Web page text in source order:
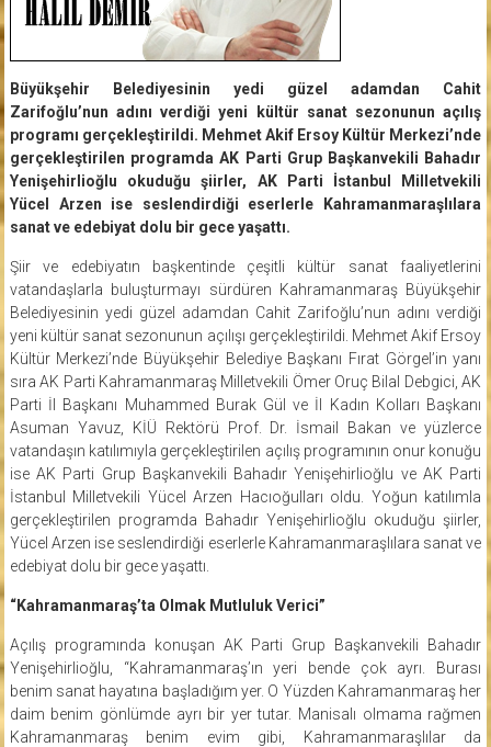
Büyükşehir Belediyesinin yedi güzel adamdan Cahit
Zarifoğlu’nun adını verdiği yeni kültür sanat sezonunun açılış
programı gerçekleştirildi. Mehmet Akif Ersoy Kültür Merkezi’nde
gerçekleştirilen programda AK Parti Grup Başkanvekili Bahadır
Yenişehirlioğlu
okuduğu şiirler, AK Parti İstanbul Milletvekili
Yücel Arzen ise seslendirdiği eserlerle Kahramanmaraşlılara
sanat ve edebiyat dolu bir gece yaşattı.
Şiir ve edebiyatın başkentinde çeşitli kültür sanat faaliyetlerini
vatandaşlarla buluşturmayı sürdüren Kahramanmaraş Büyükşehir
Belediyesinin yedi güzel adamdan Cahit Zarifoğlu’nun adını verdiği
yeni kültür sanat sezonunun açılışı gerçekleştirildi. Mehmet Akif Ersoy
Kültür Merkezi’nde Büyükşehir Belediye Başkanı Fırat Görgel’in yanı
sıra AK Parti Kahramanmaraş Milletvekili Ömer Oruç Bilal Debgici, AK
Parti İl Başkanı Muhammed Burak Gül ve İl Kadın Kolları Başkanı
Asuman Yavuz, KİÜ Rektörü Prof. Dr. İsmail Bakan ve yüzlerce
vatandaşın katılımıyla gerçekleştirilen açılış programının onur konuğu
ise AK Parti Grup Başkanvekili Bahadır Yenişehirlioğlu ve AK Parti
İstanbul Milletvekili Yücel Arzen Hacıoğulları oldu. Yoğun katılımla
gerçekleştirilen programda Bahadır Yenişehirlioğlu okuduğu şiirler,
Yücel Arzen ise seslendirdiği eserlerle Kahramanmaraşlılara sanat ve
edebiyat dolu bir gece yaşattı.
“Kahramanmaraş’ta Olmak Mutluluk Verici”
Açılış programında konuşan AK Parti Grup Başkanvekili Bahadır
Yenişehirlioğlu, “Kahramanmaraş’ın yeri bende çok ayrı. Burası
benim sanat hayatına başladığım yer. O Yüzden Kahramanmaraş her
daim benim gönlümde ayrı bir yer tutar. Manisalı olmama rağmen
Kahramanmaraş benim evim gibi, Kahramanmaraşlılar da